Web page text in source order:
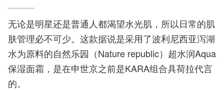
无论是明星还是普通人都渴望水光肌，所以日常的肌
肤管理必不可少。这款据说是采用了波利尼西亚泻湖
水为原料的自然乐园（Nature republic）超水润Aqua
保湿面霜，是在申世京之前是KARA组合具荷拉代言
的。